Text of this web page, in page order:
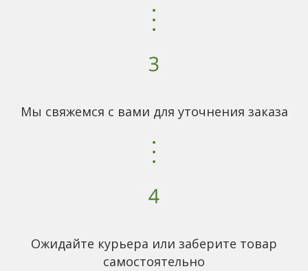
Мы свяжемся с вами для уточнения заказа
Ожидайте курьера или заберите товар
самостоятельно